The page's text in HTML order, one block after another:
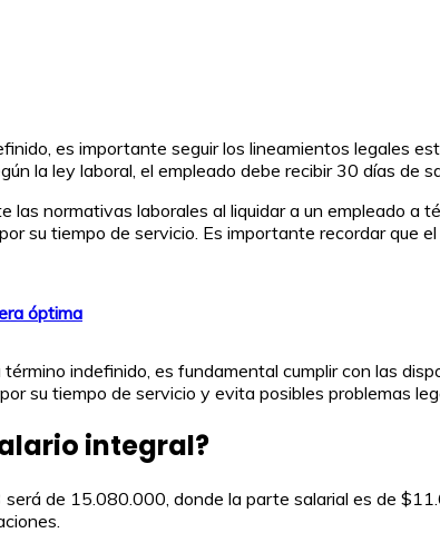
es importante seguir los lineamientos legales
la ley laboral, el empleado debe recibir 30 días de
las normativas laborales al liquidar a un empleado
su tiempo de servicio. Es importante recordar que
óptima
indefinido, es fundamental cumplir con las
su tiempo de servicio y evita posibles problemas
integral?
de 15.080.000, donde la parte salarial es de